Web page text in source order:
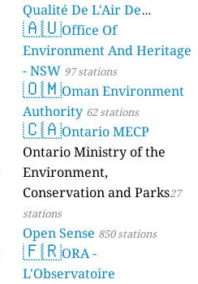
Qualité De L'Air De
Mayotte 4 stations
🇦🇺Office Of
Environment And Heritage
- NSW 97 stations
🇴🇲Oman Environment
Authority 62 stations
🇨🇦Ontario MECP
Ontario Ministry of the
Environment,
Conservation and Parks27
stations
Open Sense 850 stations
🇫🇷ORA -
L'Observatoire